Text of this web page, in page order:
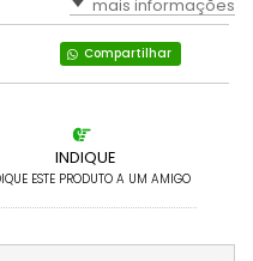
mais informações
Compartilhar
INDIQUE
ESTE PRODUTO A UM AMIGO